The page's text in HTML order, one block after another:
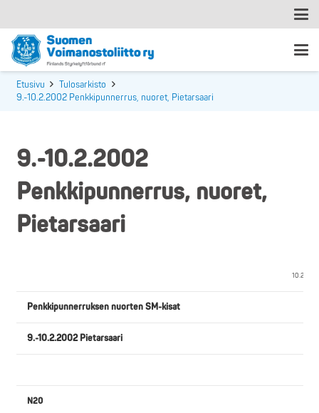
Etusivu
Tulosarkisto
9.-10.2.2002 Penkkipunnerrus, nuoret, Pietarsaari
9.-10.2.2002
Penkkipunnerrus, nuoret,
Pietarsaari
Penkkipunnerruksen nuorten SM-kisat
9.-10.2.2002 Pietarsaari
N20